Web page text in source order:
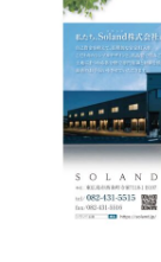
お知らせ
アクセス
お問い